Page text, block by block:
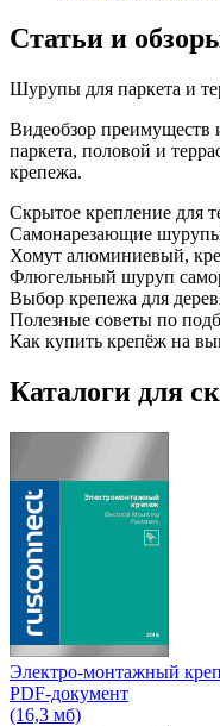
Статьи и
Шурупы для паркета и
Видеобзор преимуществ
паркета, половой и
крепежа.
Скрытое крепление для
Самонарезающие шурупы
Хомут алюминиевый,
Флюгельный шуруп
Выбор крепежа для
Полезные советы по
Как купить крепёж на
Каталоги для
Электро-монтажный
PDF-документ
(16,3 мб)